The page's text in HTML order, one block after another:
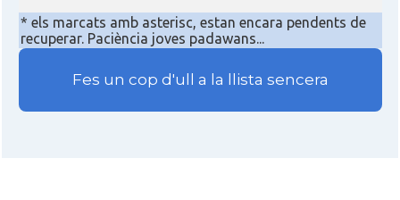
* els marcats amb asterisc, estan encara pendents de
recuperar. Paciència joves padawans...
Fes un cop d'ull a la llista sencera